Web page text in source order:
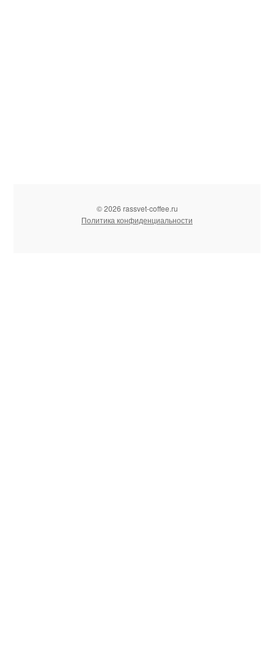
© 2026 rassvet-coffee.ru
Политика конфиденциальности